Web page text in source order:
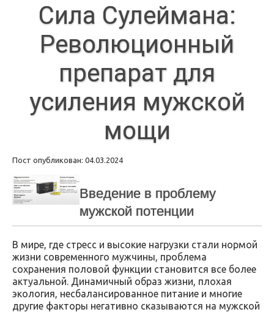
Сила Сулеймана:
Революционный
препарат для
усиления мужской
мощи
Пост опубликован: 04.03.2024
Введение в проблему
мужской потенции
В мире, где стресс и высокие нагрузки стали нормой
жизни современного мужчины, проблема
сохранения половой функции становится все более
актуальной. Динамичный образ жизни, плохая
экология, несбалансированное питание и многие
другие факторы негативно сказываются на мужской